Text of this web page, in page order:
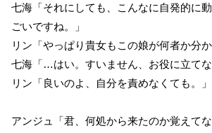
七海「それにしても、こんなに自発的に
ごいですね。」
リン「やっぱり貴女もこの娘が何者か分か
七海「…はい。すいません、お役に立て
リン「良いのよ、自分を責めなくても。」
アンジュ「君、何処から来たのか覚えてな